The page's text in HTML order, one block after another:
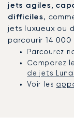
jets agiles,
difficiles,
jets luxueux ou
parcourir 14
Parcourez
Comparez
de jets
Voir les